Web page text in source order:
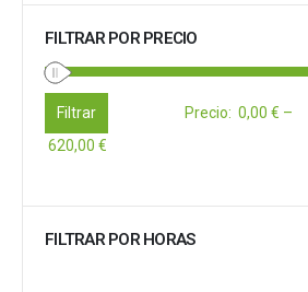
FILTRAR POR PRECIO
Filtrar Precio: 0,00 € –
620,00 €
FILTRAR POR HORAS